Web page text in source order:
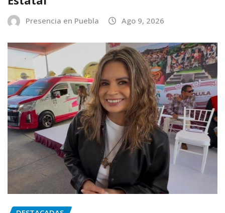
Presencia en Puebla Ago 9, 2026